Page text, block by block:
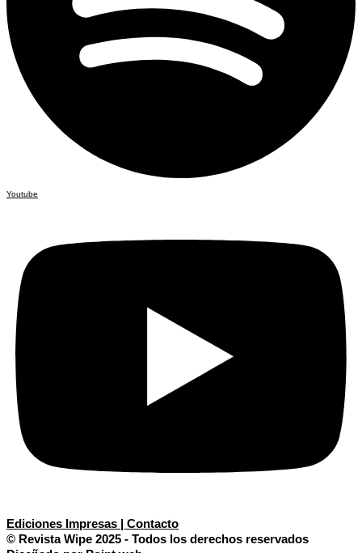
Youtube
Ediciones Impresas | Contacto
© Revista Wipe 2025 - Todos los derechos reservados